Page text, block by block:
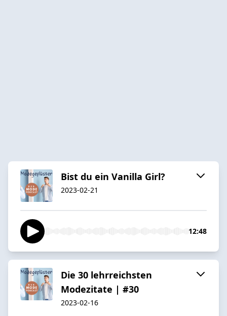
Bist du ein Vanilla Girl?
2023-02-21
12:48
Die 30 lehrreichsten
Modezitate | #30
2023-02-16